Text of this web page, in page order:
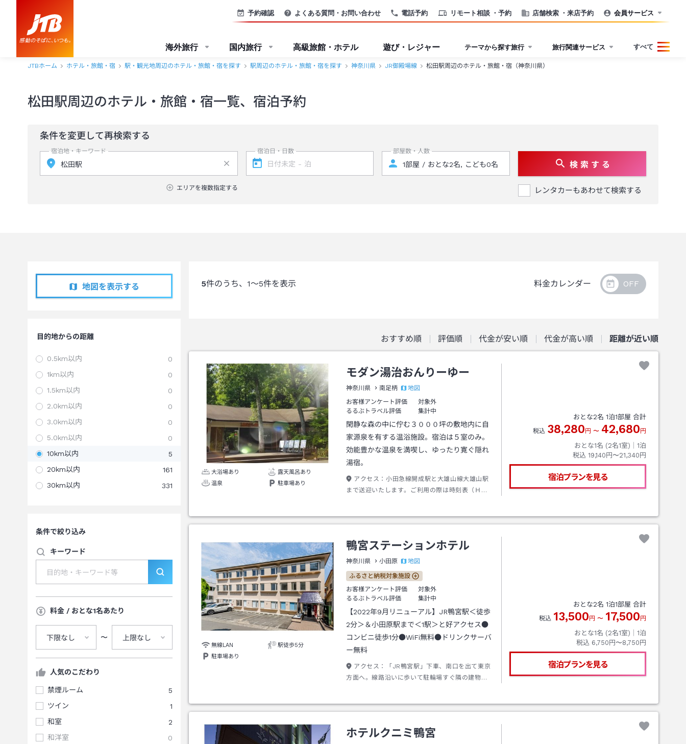
電話予約 リモート相談 ・予約 店舗検索 ・来店予約
予約確認 よくある質問・お問い合わせ 会員サービス
海外旅行 国内旅行 高級旅館・ホテル 遊び・レジャー テーマから探す旅行 旅行関連サービス すべて
JTBホーム ホテル・旅館・宿 駅・観光地周辺のホテル・旅館・宿を探す 駅周辺のホテル・旅館・宿を探す 神奈川県 JR御殿場線 松田駅周辺のホテル・旅館・宿（神奈川県）
松田駅周辺のホテル・旅館・宿一覧、宿泊予約
条件を変更して再検索する
宿泊地・キーワード
エリアを複数指定する
宿泊日・日数 部屋数・人数
検 索 す る
レンタカーもあわせて検索する
地図を表示する
目的地からの距離
0.5km以内
0
1km以内
0
1.5km以内
0
2.0km以内
0
3.0km以内
0
5.0km以内
0
10km以内
5
20km以内
161
30km以内
331
条件で絞り込み
キーワード
料金 / おとな1名あたり
下限なし 〜 上限なし
人気のこだわり
禁煙ルーム
5
ツイン
1
和室
2
和洋室
0
5件のうち、 1～5件を表示 料金カレンダー
おすすめ順 評価順 代金が安い順 代金が高い順 距離が近い順
大浴場あり
露天風呂あり
温泉
駐車場あり
モダン湯治おんりーゆー
神奈川県 南足柄
地図
お客様アンケート評価
対象外
るるぶトラベル評価
集計中
閑静な森の中に佇む３０００坪の敷地内に自
家源泉を有する温浴施設。宿泊は５室のみ。
効能豊かな温泉を満喫し、ゆったり寛ぐ隠れ
湯宿。
アクセス： 小田急線開成駅と大雄山線大雄山駅
まで送迎いたします。ご利用の際は時刻表（ＨＰ
おとな2名 1泊1部屋 合計
税込 38,280 円 〜 42,680 円
おとな1名 (2名1室)｜ 1泊
税込 19,140円〜21,340円
宿泊プランを見る
無線LAN
駅徒歩5分
駐車場あり
鴨宮ステーションホテル
神奈川県 小田原 地図
ふるさと納税対象施設
お客様アンケート評価
対象外
るるぶトラベル評価
集計中
【2022年9月リニューアル】JR鴨宮駅＜徒歩
2分＞＆小田原駅まで＜1駅＞と好アクセス●
コンビニ徒歩1分●WiFi無料●ドリンクサーバ
ー無料
アクセス：
「JR鴨宮駅」下車、南口を出て東京
方面へ。線路沿いに歩いて駐輪場すぐ隣の建物で
おとな2名 1泊1部屋 合計
税込 13,500 円 〜 17,500 円
おとな1名 (2名1室)｜ 1泊
税込 6,750円〜8,750円
宿泊プランを見る
ホテルクニミ鴨宮